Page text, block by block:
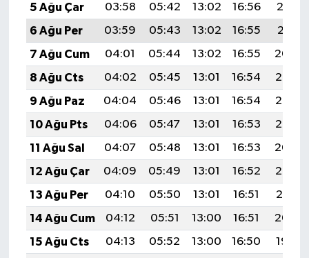
5 Ağu Çar
03:58 05:42 13:02 16:56
20:12
6 Ağu Per
03:59 05:43 13:02 16:55
20:11
7 Ağu Cum
04:01 05:44 13:02 16:55
20:09
8 Ağu Cts
04:02 05:45 13:01 16:54
20:08
9 Ağu Paz
04:04 05:46 13:01 16:54
20:07
10 Ağu Pts
04:06 05:47 13:01 16:53
20:05
11 Ağu Sal
04:07 05:48 13:01 16:53
20:04
12 Ağu Çar
04:09 05:49 13:01 16:52
20:03
13 Ağu Per
04:10 05:50 13:01 16:51
20:01
14 Ağu Cum
04:12 05:51 13:00 16:51
20:00
15 Ağu Cts
04:13 05:52 13:00 16:50
19:59